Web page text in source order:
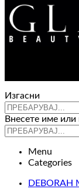
МАГАЗИН
Изгасни
Внесете име
Menu
Categories
DEBORAH